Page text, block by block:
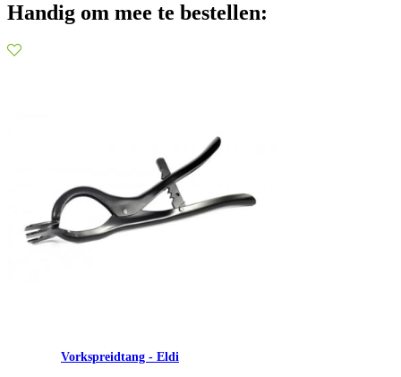
Handig om mee te bestellen:
Vorkspreidtang - Eldi